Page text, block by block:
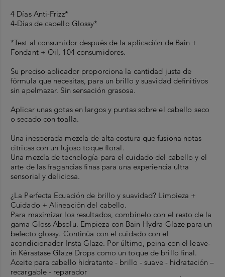
4 Días Anti-Frizz*
4-Días de cabello Glossy*
*Test al consumidor después de la aplicación de Bain +
Fondant + Oil, 104 consumidores.
Su preciso aplicador proporciona la cantidad justa de
fórmula que necesitas, para un brillo y suavidad definitivos
sin apelmazar. Sin sensación grasosa.
Aplicar unas gotas en largos y puntas sobre el cabello seco
o secado con toalla.
Una inesperada mezcla de alta costura que fusiona notas
cítricas con un lujoso toque floral.
Una mezcla de tecnología para el cuidado del cabello y el
arte de las fragancias finas para una experiencia ultra
sensorial y deliciosa.
¿La Perfecta Ecuación de brillo y suavidad? Limpieza +
Cuidado + Alineación del cabello.
Para maximizar los resultados, combínelo con el resto de la
gama Gloss Absolu. Empieza con Bain Hydra-Glaze para un
befecto glossy. Continúa con el cuidado con el
acondicionador Insta Glaze. Por último, peina con el leave-
in Kérastase Glaze Drops como un toque de brillo final.
Aceite para cabello hidratante - brillo - suave - hidratación –
recargable - reparador